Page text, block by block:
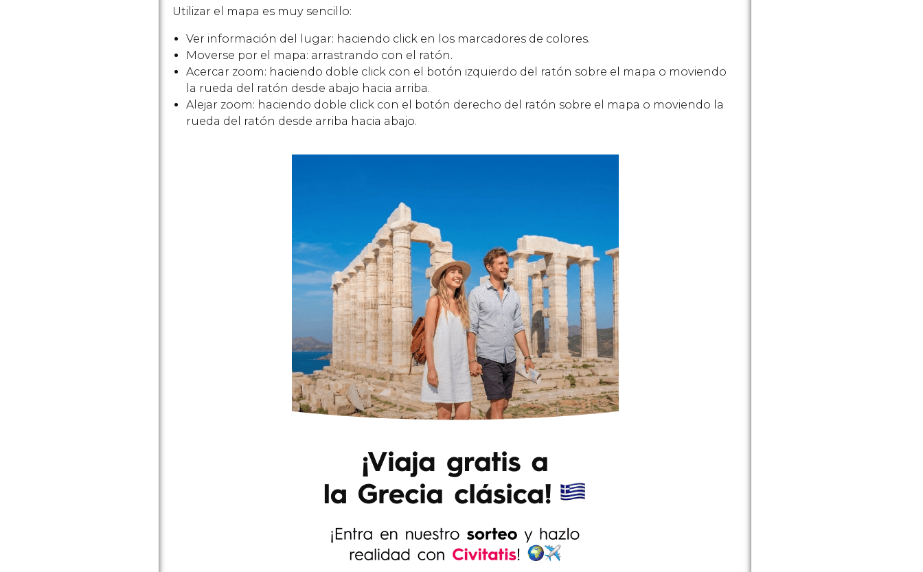
Utilizar el mapa es muy sencillo:
Ver información del lugar: haciendo click en los marcadores de colores.
Moverse por el mapa: arrastrando con el ratón.
Acercar zoom: haciendo doble click con el botón izquierdo del ratón sobre el mapa o moviendo
la rueda del ratón desde abajo hacia arriba.
Alejar zoom: haciendo doble click con el botón derecho del ratón sobre el mapa o moviendo la
rueda del ratón desde arriba hacia abajo.